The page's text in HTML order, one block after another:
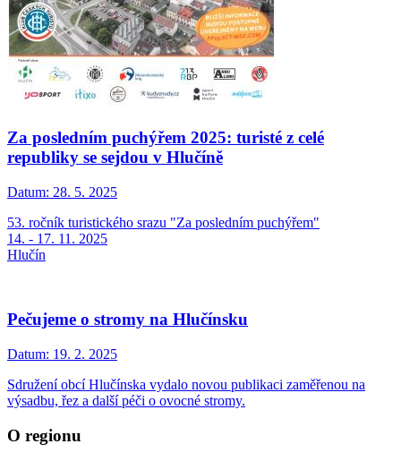
Za posledním puchýřem 2025: turisté z celé
republiky se sejdou v Hlučíně
Datum: 28. 5. 2025
53. ročník turistického srazu "Za posledním puchýřem"
14. - 17. 11. 2025
Hlučín
Pečujeme o stromy na Hlučínsku
Datum: 19. 2. 2025
Sdružení obcí Hlučínska vydalo novou publikaci zaměřenou na
výsadbu, řez a další péči o ovocné stromy.
O regionu